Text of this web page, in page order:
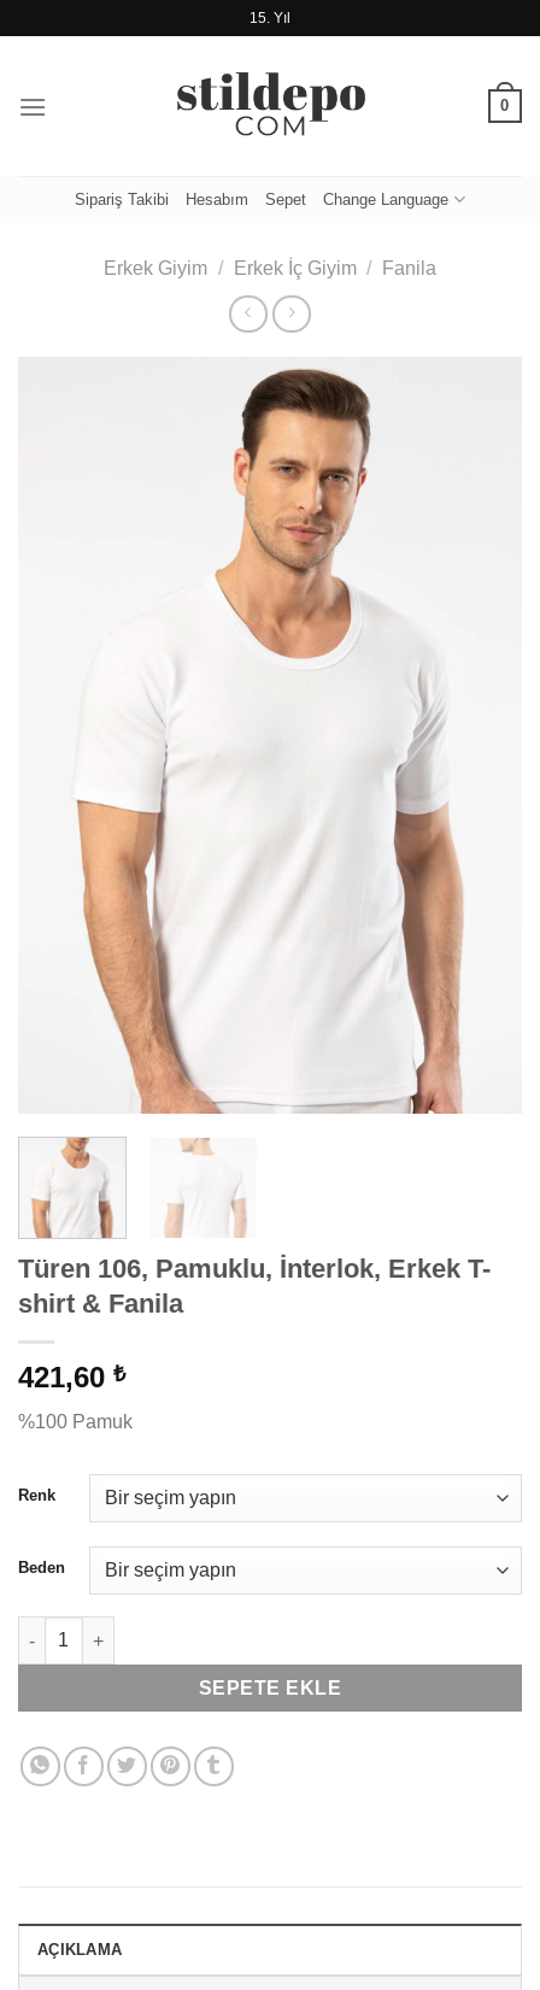
15. Yıl
0
Sipariş Takibi Hesabım Sepet Change Language
Erkek Giyim / Erkek İç Giyim / Fanila
Türen 106, Pamuklu, İnterlok, Erkek T-
shirt & Fanila
421,60 ₺
%100 Pamuk
Renk
Beden
Türen 106, Pamuklu, İnterlok, Erkek T-shirt & Fanila adet
SEPETE EKLE
AÇIKLAMA